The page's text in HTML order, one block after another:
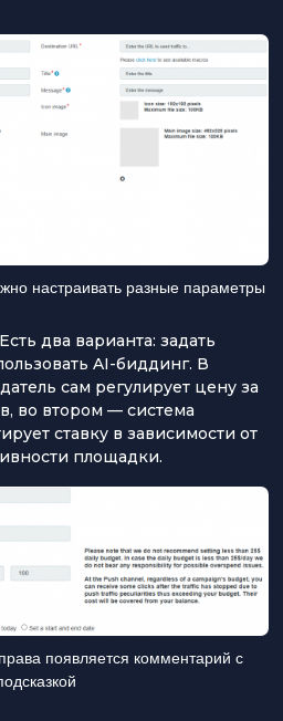
настраивать разные параметры
Есть два варианта: задать
AI-биддинг. В
сам регулирует цену за
во втором — система
ставку в зависимости от
площадки.
появляется комментарий с